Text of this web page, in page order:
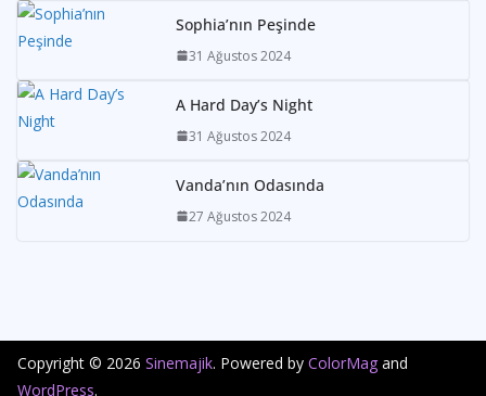
Sophia’nın Peşinde
31 Ağustos 2024
A Hard Day’s Night
31 Ağustos 2024
Vanda’nın Odasında
27 Ağustos 2024
Copyright © 2026 Sinemajik. Powered by ColorMag and
WordPress.